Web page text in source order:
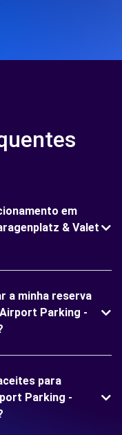
em
& Valet
a minha reserva
Parking -
para
Parking -